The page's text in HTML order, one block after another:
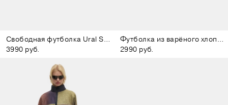
Свободная футболка Ural Series
3990 руб.
Футболка из варёного хлопка Ural Series
2990 руб.